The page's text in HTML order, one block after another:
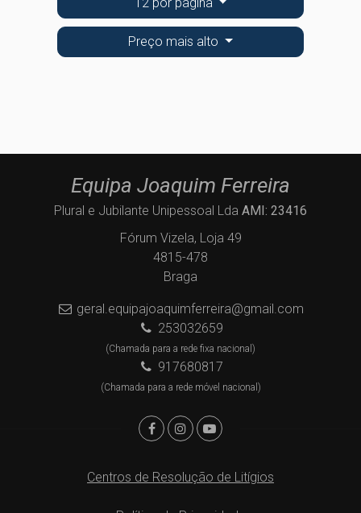
12 por página
Preço mais alto
Equipa Joaquim Ferreira
Plural e Jubilante Unipessoal Lda AMI: 23416
Fórum Vizela, Loja 49
4815-478
Braga
geral.equipajoaquimferreira@gmail.com
253032659
(Chamada para a rede fixa nacional)
917680817
(Chamada para a rede móvel nacional)
Centros de Resolução de Litígios